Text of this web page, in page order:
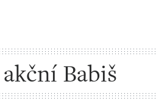
Babiš